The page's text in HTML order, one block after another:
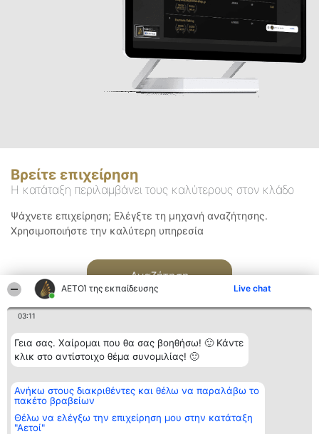
ΑΕΤΟΊ της εκπαίδευσης Live chat
03:11
Γεια σας. Χαίρομαι που θα σας βοηθήσω! 🙂 Κάντε
κλικ στο αντίστοιχο θέμα συνομιλίας! 🙂
Ανήκω στους διακριθέντες και θέλω να παραλάβω το
πακέτο βραβείων
Θέλω να ελέγξω την επιχείρηση μου στην κατάταξη
"Αετοί"
Βρείτε επιχείρηση
Η κατάταξη περιλαμβάνει τους καλύτερους στον κλάδο
Ψάχνετε επιχείρηση; Ελέγξτε τη μηχανή αναζήτησης.
Χρησιμοποιήστε την καλύτερη υπηρεσία
Αναζήτηση
Διοργανωτής της
κατάταξης
BEAUTIFUL COMPANY
ΤΗΛ. ΕΠΙΚΟΙΝΩΝΙΑΣ:
Κατάταξη
Διακριθέντες
των
διακριθέντων
Επικοινωνία
Επικοινωνία